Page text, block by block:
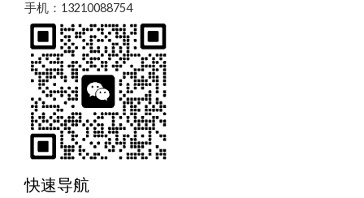
手机：13210088754
快速导航